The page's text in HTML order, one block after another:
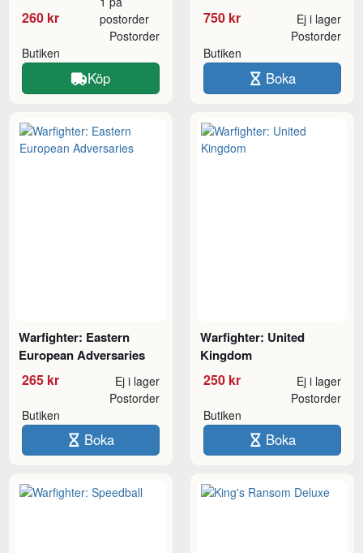
260 kr
postorder
Butiken
Postorder
Köp
750 kr Ej i lager
Butiken
Postorder
Boka
Warfighter: Eastern
European Adversaries
265 kr Ej i lager
Butiken
Postorder
Boka
Warfighter: United
Kingdom
250 kr Ej i lager
Butiken
Postorder
Boka